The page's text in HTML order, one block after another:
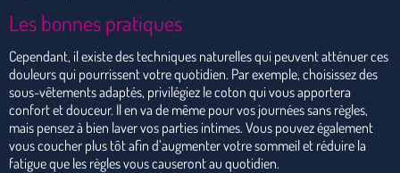
Les bonnes pratiques
Cependant, il existe des techniques naturelles qui peuvent atténuer ces
douleurs qui pourrissent votre quotidien. Par exemple, choisissez des
sous-vêtements adaptés, privilégiez le coton qui vous apportera
confort et douceur. Il en va de même pour vos journées sans règles,
mais pensez à bien laver vos parties intimes. Vous pouvez également
vous coucher plus tôt afin d’augmenter votre sommeil et réduire la
fatigue que les règles vous causeront au quotidien.